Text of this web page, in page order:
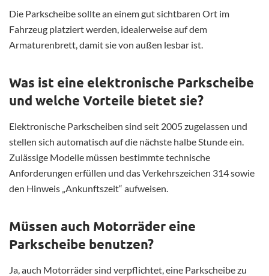
Die Parkscheibe sollte an einem gut sichtbaren Ort im
Fahrzeug platziert werden, idealerweise auf dem
Armaturenbrett, damit sie von außen lesbar ist.
Was ist eine elektronische Parkscheibe
und welche Vorteile bietet sie?
Elektronische Parkscheiben sind seit 2005 zugelassen und
stellen sich automatisch auf die nächste halbe Stunde ein.
Zulässige Modelle müssen bestimmte technische
Anforderungen erfüllen und das Verkehrszeichen 314 sowie
den Hinweis „Ankunftszeit“ aufweisen.
Müssen auch Motorräder eine
Parkscheibe benutzen?
Ja, auch Motorräder sind verpflichtet, eine Parkscheibe zu